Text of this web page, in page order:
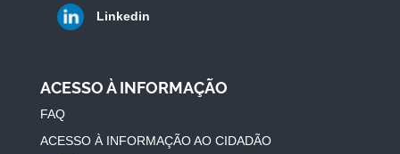
Linkedin
ACESSO À INFORMAÇÃO
FAQ
ACESSO À INFORMAÇÃO AO CIDADÃO